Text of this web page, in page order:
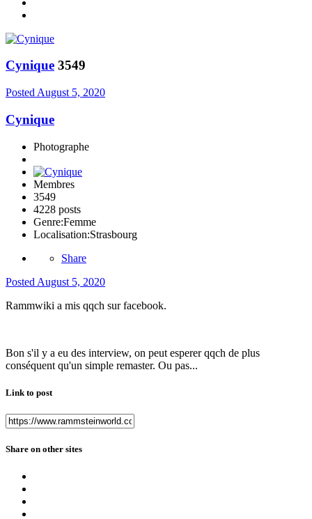
Cynique 3549
Posted August 5, 2020
Cynique
Photographe
Membres
3549
4228 posts
Genre:Femme
Localisation:Strasbourg
Share
Posted August 5, 2020
Rammwiki a mis qqch sur facebook.
Bon s'il y a eu des interview, on peut esperer qqch de plus
conséquent qu'un simple remaster. Ou pas...
Link to post
Share on other sites